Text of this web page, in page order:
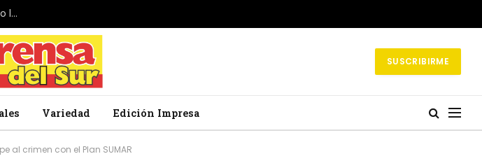
El Parlamento de Japón da el primer paso para tipificar como delito la profanación de la bandera nacional
SUSCRIBIRME
Variedad Edición Impresa
al crimen con el Plan SUMAR